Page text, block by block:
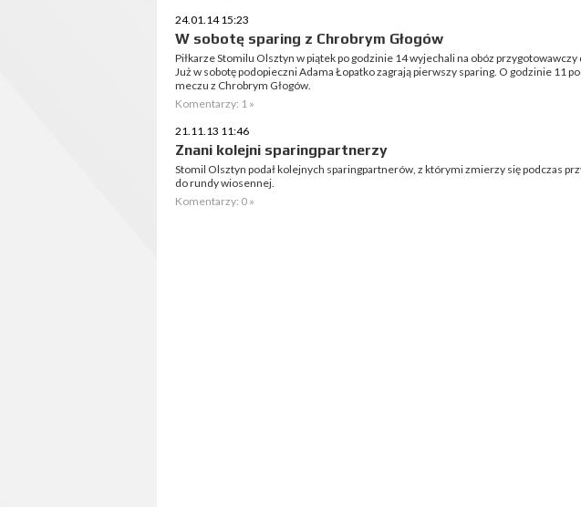
24.01.14 15:23
W sobotę sparing z Chrobrym Głogów
Piłkarze Stomilu Olsztyn w piątek po godzinie 14 wyjechali na obóz przygotowawczy
Już w sobotę podopieczni Adama Łopatko zagrają pierwszy sparing. O godzinie 11
meczu z Chrobrym Głogów.
Komentarzy: 1 »
21.11.13 11:46
Znani kolejni sparingpartnerzy
Stomil Olsztyn podał kolejnych sparingpartnerów, z którymi zmierzy się podczas
do rundy wiosennej.
Komentarzy: 0 »